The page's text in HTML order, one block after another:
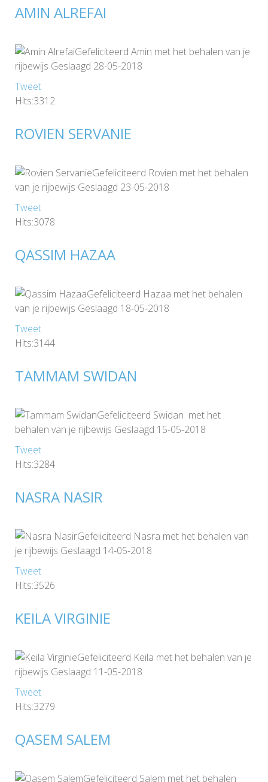
AMIN ALREFAI
Gefeliciteerd Amin met het behalen van je
rijbewijs Geslaagd 28-05-2018
Tweet
Hits:3312
ROVIEN SERVANIE
Gefeliciteerd Rovien met het behalen
van je rijbewijs Geslaagd 23-05-2018
Tweet
Hits:3078
QASSIM HAZAA
Gefeliciteerd Hazaa met het behalen
van je rijbewijs Geslaagd 18-05-2018
Tweet
Hits:3144
TAMMAM SWIDAN
Gefeliciteerd Swidan met het
behalen van je rijbewijs Geslaagd 15-05-2018
Tweet
Hits:3284
NASRA NASIR
Gefeliciteerd Nasra met het behalen van
je rijbewijs Geslaagd 14-05-2018
Tweet
Hits:3526
KEILA VIRGINIE
Gefeliciteerd Keila met het behalen van je
rijbewijs Geslaagd 11-05-2018
Tweet
Hits:3279
QASEM SALEM
Gefeliciteerd Salem met het behalen